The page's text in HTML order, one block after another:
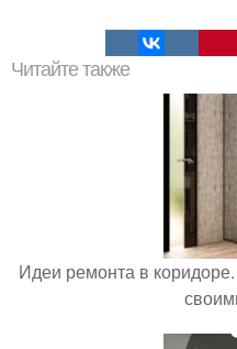
Читайте также
Идеи ремонта в